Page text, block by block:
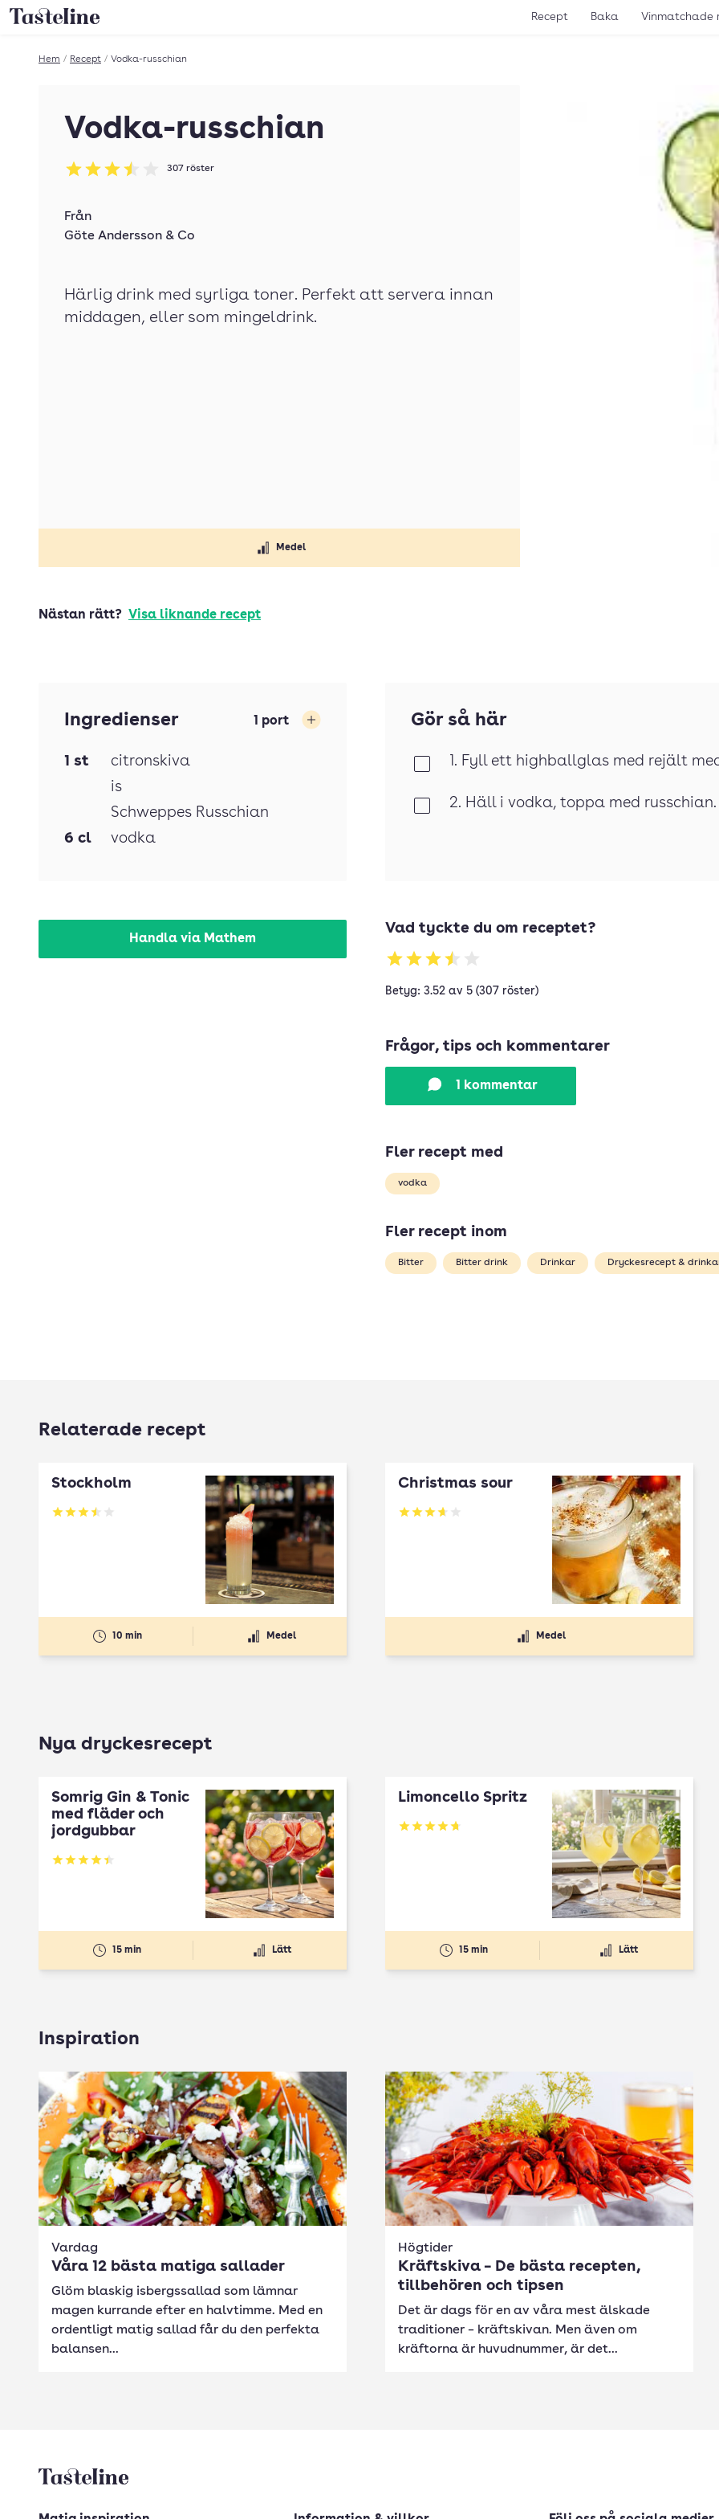
Till Tastelines startsida Recept Baka Vinmatchade
Hem / Recept / Vodka-russchian
Vodka-russchian
Betyg: 3.52 av 5
307 röster
Medel
Från
Göte Andersson & Co
Härlig drink med syrliga toner. Perfekt att servera innan
middagen, eller som mingeldrink.
Nästan rätt? Visa liknande recept
Ingredienser 1 port
1 st
citronskiva
is
Schweppes Russchian
6 cl vodka
Handla via Mathem
Gör så här
1. Fyll ett highballglas med rejält
2. Häll i vodka, toppa med
Vad tyckte du om receptet?
Betyg: 3.52 av 5 (307 röster)
Frågor, tips och kommentarer
1 kommentar
Fler recept med
vodka
Fler recept inom
Bitter Bitter drink Drinkar Dryckesrecept &
Relaterade recept
Stockholm
Betyg: 3.47 av 5
10 min Medel
Christmas sour
Betyg: 3.63 av 5
Medel
Nya dryckesrecept
Somrig Gin & Tonic
med fläder och
jordgubbar
Betyg: 4.45 av 5
15 min Lätt
Limoncello Spritz
Betyg: 4.7 av 5
15 min Lätt
Inspiration
Vardag
Våra 12 bästa matiga sallader
Glöm blaskig isbergssallad som lämnar
magen kurrande efter en halvtimme. Med en
ordentligt matig sallad får du den perfekta
balansen...
Högtider
Kräftskiva – De bästa recepten,
tillbehören och tipsen
Det är dags för en av våra mest älskade
traditioner – kräftskivan. Men även om
kräftorna är huvudnummer, är det...
Tasteline startsida